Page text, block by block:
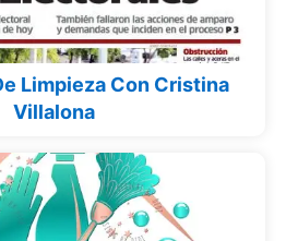
Limpieza Con Cristina
Villalona